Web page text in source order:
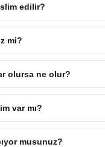
edilir?
mi?
olursa ne olur?
var mı?
musunuz?